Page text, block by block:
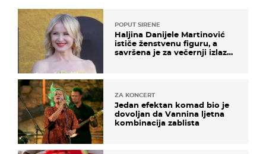
POPUT SIRENE
Haljina Danijele Martinović
ističe ženstvenu figuru, a
savršena je za večernji izlazak
ZA KONCERT
Jedan efektan komad bio je
dovoljan da Vannina ljetna
kombinacija zablista